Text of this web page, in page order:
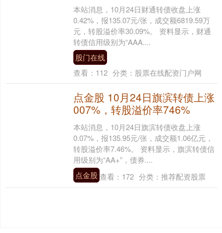
本站消息，10月24日财通转债收盘上涨
0.42%，报135.07元/张，成交额6819.59万
元，转股溢价率30.09%。 资料显示，财通
转债信用级别为“AAA....
股门在线
查看： 112 分类： 股票在线配资门户网
点金股 10月24日旗滨转债上涨
007%，转股溢价率746%
本站消息，10月24日旗滨转债收盘上涨
0.07%，报135.95元/张，成交额1.06亿元，
转股溢价率7.46%。 资料显示，旗滨转债信
用级别为“AA+”，债券....
点金股查看： 172 分类： 推荐配资股票